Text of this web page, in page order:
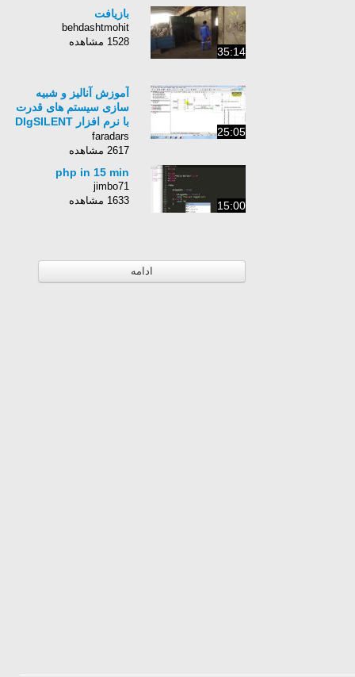
35:14
بازیافت
behdashtmohit
1528 مشاهده
25:05
آموزش آنالیز و شبیه
سازی سیستم های قدرت
با نرم‌ افزار DIgSILENT
- درس نهم: حفاظت
سیستم قدرت (الف)
faradars
2617 مشاهده
15:00
php in 15 min
jimbo71
1633 مشاهده
ادامه